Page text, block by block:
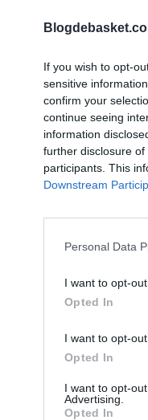
If you wish to opt-
sensitive
confirm your
continue seeing
information
further disclosure of
participants. This
Downstream
Personal Data
I want to opt-
Opted In
I want to opt-
Opted In
I want to opt-
Advertising.
Opted In
esperaba hasta
a un acuerdo